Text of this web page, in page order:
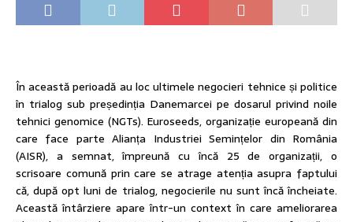
În această perioadă au loc ultimele negocieri tehnice și politice
în trialog sub președinția Danemarcei pe dosarul privind noile
tehnici genomice (NGTs). Euroseeds, organizație europeană din
care face parte Alianța Industriei Semințelor din România
(AISR), a semnat, împreună cu încă 25 de organizații, o
scrisoare comună prin care se atrage atenția asupra faptului
că, după opt luni de trialog, negocierile nu sunt încă încheiate.
Această întârziere apare într-un context în care ameliorarea